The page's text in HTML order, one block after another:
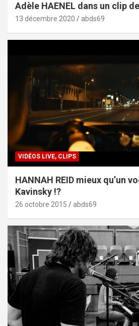
Adèle HAENEL dans un clip
13 décembre 2020 abds69
VIDÉOS LIVE, CLIPS
HANNAH REID mieux qu’un
Kavinsky !?
26 octobre 2015 abds69